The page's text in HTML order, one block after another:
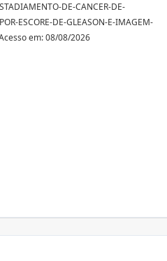
DE-CANCER-DE-
ESCORE-DE-GLEASON-E-IMAGEM-
em: 08/08/2026